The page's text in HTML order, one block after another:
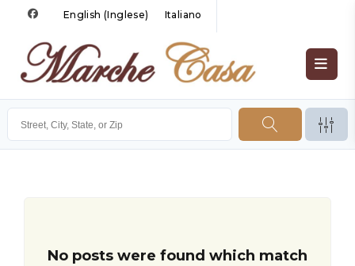
English (Inglese) Italiano
No posts were found which match